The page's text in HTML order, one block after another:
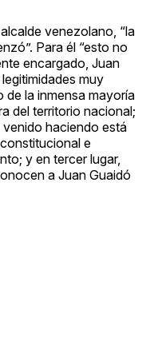
venezolano, “la
Para él “esto no
encargado, Juan
muy
de la inmensa mayoría
del territorio nacional;
haciendo está
e
y en tercer lugar,
a Juan Guaidó